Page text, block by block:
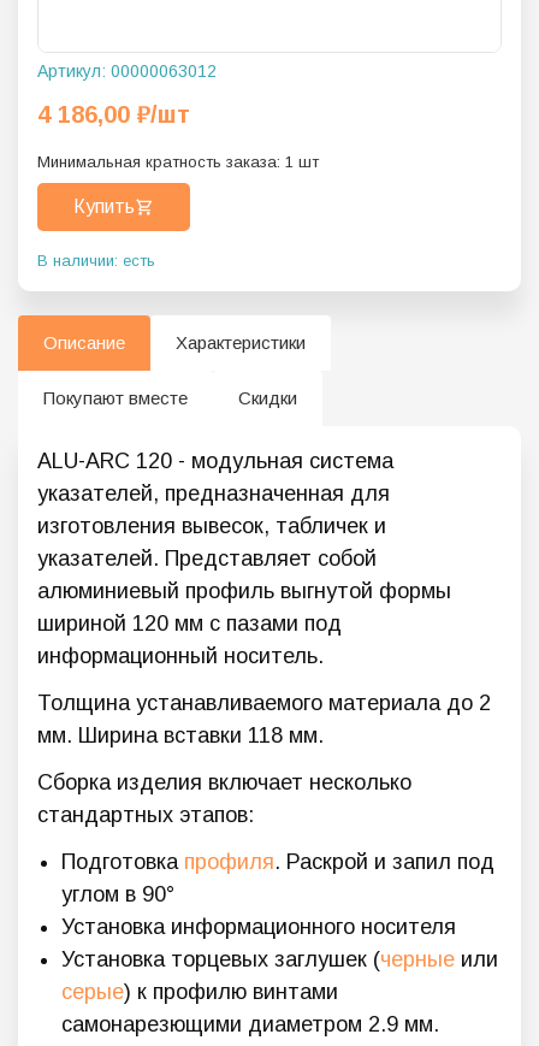
Артикул: 00000063012
4 186,00 ₽/шт
Минимальная кратность заказа: 1 шт
Купить
В наличии: есть
Описание Характеристики
Покупают вместе Скидки
ALU-ARC 120 - модульная система
указателей, предназначенная для
изготовления вывесок, табличек и
указателей. Представляет собой
алюминиевый профиль выгнутой формы
шириной 120 мм с пазами под
информационный носитель.
Толщина устанавливаемого материала до 2
мм. Ширина вставки 118 мм.
Сборка изделия включает несколько
стандартных этапов:
Подготовка профиля. Раскрой и запил под
углом в 90°
Установка информационного носителя
Установка торцевых заглушек (черные или
серые) к профилю винтами
самонарезющими диаметром 2.9 мм.